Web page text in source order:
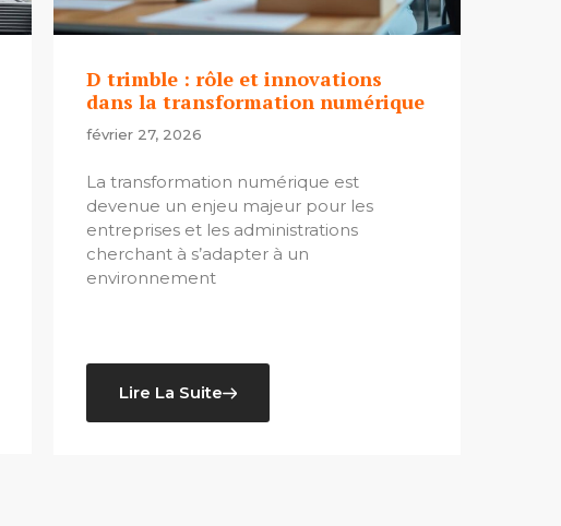
D trimble : rôle et innovations
dans la transformation numérique
février 27, 2026
La transformation numérique est
devenue un enjeu majeur pour les
entreprises et les administrations
cherchant à s’adapter à un
environnement
Lire La Suite